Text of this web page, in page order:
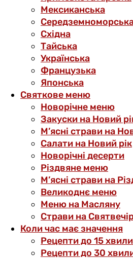
Мексиканська
Східна
Тайська
Українська
Французька
Японська
Святкове меню
Новорічне меню
Закуски на Новий
М’ясні страви на
Салати на Новий рік
Новорічні десерти
Різдвяне меню
М’ясні страви на
Великоднє меню
Меню на Масляну
Страви на
Коли час має значення
Рецепти до 15
Рецепти до 30